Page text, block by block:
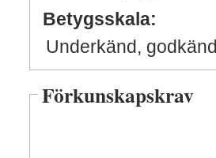
Betygsskala:
Underkänd, godkänd
Förkunskapskrav